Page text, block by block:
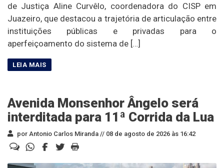
de Justiça Aline Curvêlo, coordenadora do CISP em
Juazeiro, que destacou a trajetória de articulação entre
instituições públicas e privadas para o
aperfeiçoamento do sistema de […]
Avenida Monsenhor Ângelo será
interditada para 11ª Corrida da Lua
por Antonio Carlos Miranda // 08 de agosto de 2026 às 16:42